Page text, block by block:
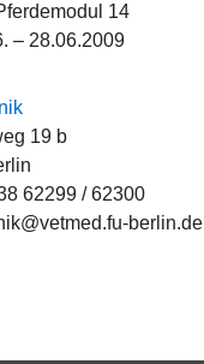
14
– 28.06.2009
19 b
62299 / 62300
berlin.de